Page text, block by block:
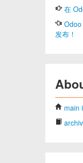
在
Odoo
发布！
main